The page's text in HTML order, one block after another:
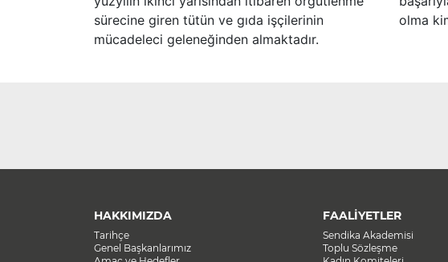
sürecine giren tütün ve gıda işçilerinin
mücadeleci geleneğinden almaktadır.
olma
HAKKIMIZDA
Tarihçe
Genel Başkanlarımız
FAALİYETLER
Sendika Akademisi
Toplu Sözleşme